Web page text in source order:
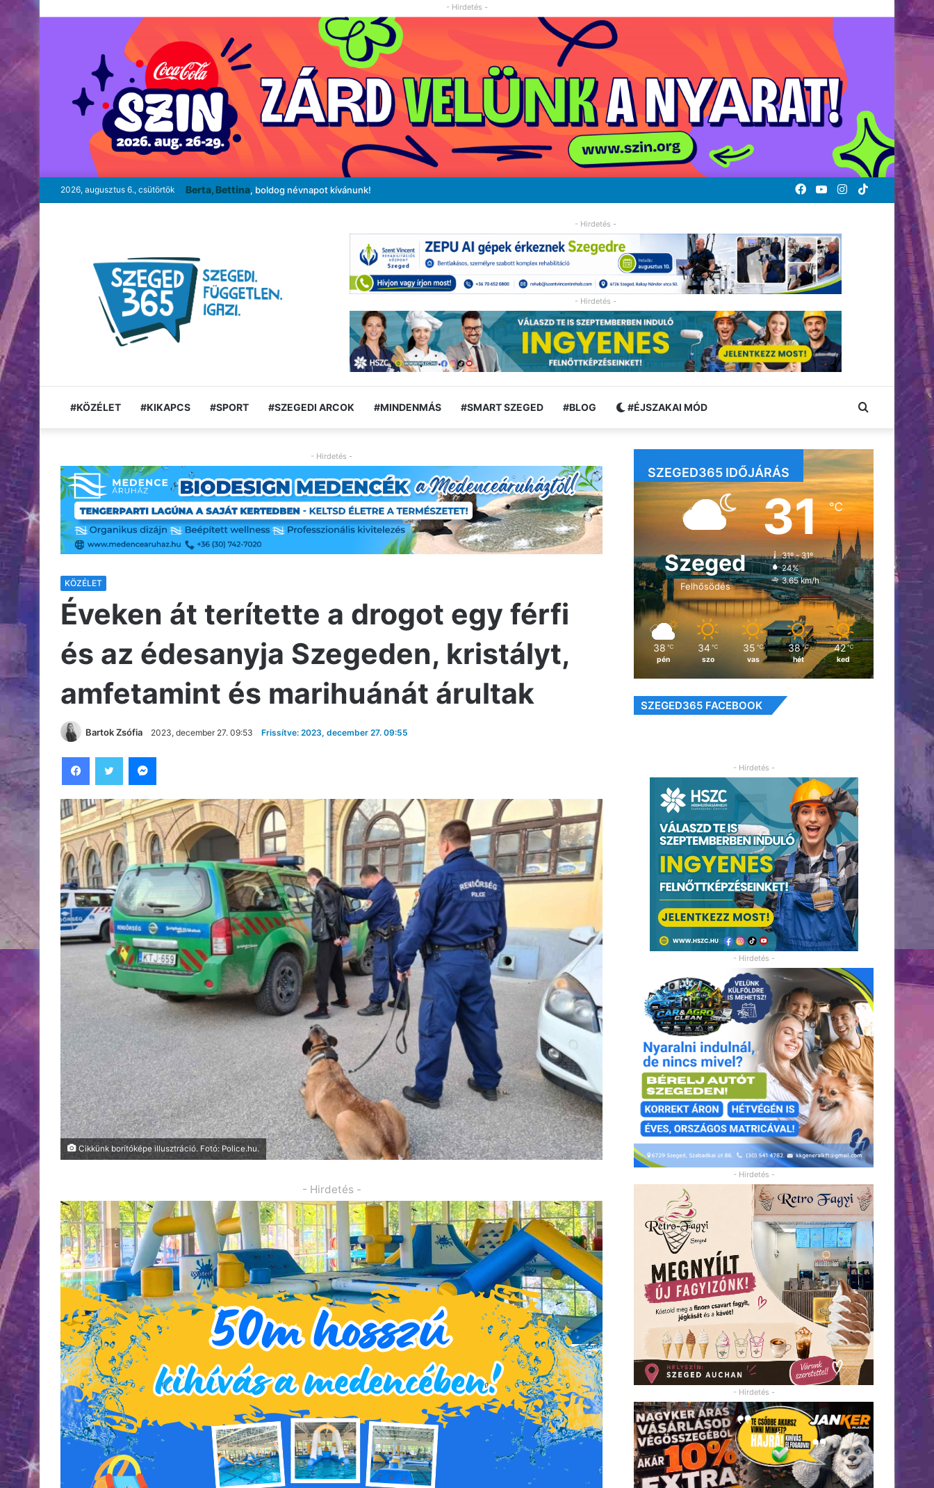
- Hirdetés -
2026, augusztus 6., csütörtök Berta, Bettina, boldog névnapot kívánunk! TikTok
Instagram
YouTube
Facebook
- Hirdetés -
- Hirdetés -
#KÖZÉLET #KIKAPCS #SPORT #SZEGEDI ARCOK #MINDENMÁS #SMART SZEGED #BLOG #ÉJSZAKAI MÓD Keresés:
- Hirdetés -
KÖZÉLET
Éveken át terítette a drogot egy férfi
és az édesanyja Szegeden, kristályt,
amfetamint és marihuánát árultak
Bartok Zsófia 2023, december 27. 09:53 Frissítve: 2023, december 27. 09:55
Cikkünk borítóképe illusztráció. Fotó: Police.hu.
- Hirdetés -
SZEGED365 IDŐJÁRÁS
Szeged
Felhősödés
31℃
31º - 31º
24%
3.65 km/h
38 ℃
pén
34 ℃
szo
35 ℃
vas
38 ℃
hét
42 ℃
ked
SZEGED365 FACEBOOK
- Hirdetés -
- Hirdetés -
- Hirdetés -
- Hirdetés -